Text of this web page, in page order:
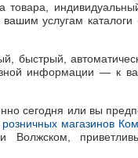
товара,
услугам
быстрый,
информации — к
сегодня или вы
розничных магазинов